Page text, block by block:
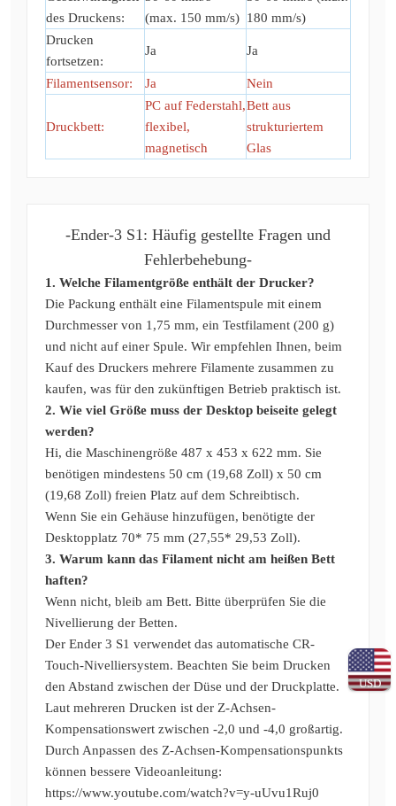
USD
des Druckens:
(max. 150 mm/s) 180 mm/s)
Drucken
fortsetzen:
Ja Ja
Filamentsensor: Ja Nein
Druckbett:
PC auf Federstahl,
flexibel,
magnetisch
Bett aus
strukturiertem
Glas
-Ender-3 S1: Häufig gestellte Fragen und
Fehlerbehebung-
1. Welche Filamentgröße enthält der Drucker?
Die Packung enthält eine Filamentspule mit einem
Durchmesser von 1,75 mm, ein Testfilament (200 g)
und nicht auf einer Spule. Wir empfehlen Ihnen, beim
Kauf des Druckers mehrere Filamente zusammen zu
kaufen, was für den zukünftigen Betrieb praktisch ist.
2. Wie viel Größe muss der Desktop beiseite gelegt
werden?
Hi, die Maschinengröße 487 x 453 x 622 mm. Sie
benötigen mindestens 50 cm (19,68 Zoll) x 50 cm
(19,68 Zoll) freien Platz auf dem Schreibtisch.
Wenn Sie ein Gehäuse hinzufügen, benötigte der
Desktopplatz 70* 75 mm (27,55* 29,53 Zoll).
3. Warum kann das Filament nicht am heißen Bett
haften?
Wenn nicht, bleib am Bett. Bitte überprüfen Sie die
Nivellierung der Betten.
Der Ender 3 S1 verwendet das automatische CR-
Touch-Nivelliersystem. Beachten Sie beim Drucken
den Abstand zwischen der Düse und der Druckplatte.
Laut mehreren Drucken ist der Z-Achsen-
Kompensationswert zwischen -2,0 und -4,0 großartig.
Durch Anpassen des Z-Achsen-Kompensationspunkts
können bessere Videoanleitung:
https://www.youtube.com/watch?v=y-uUvu1Ruj0